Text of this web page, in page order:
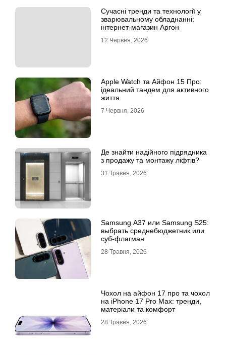
Сучасні тренди та технології у
зварювальному обладнанні:
інтернет-магазин Аргон
12 Червня, 2026
Apple Watch та Айфон 15 Про:
ідеальний тандем для активного
життя
7 Червня, 2026
Де знайти надійного підрядника
з продажу та монтажу ліфтів?
31 Травня, 2026
Samsung A37 или Samsung S25:
выбрать среднебюджетник или
суб-флагман
28 Травня, 2026
Чохол на айфон 17 про та чохол
на iPhone 17 Pro Max: тренди,
матеріали та комфорт
28 Травня, 2026